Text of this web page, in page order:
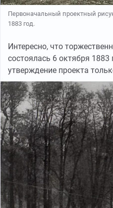
Первоначальный проектный
1883 год.
Интересно, что
состоялась 6 октября 1883
утверждение проекта